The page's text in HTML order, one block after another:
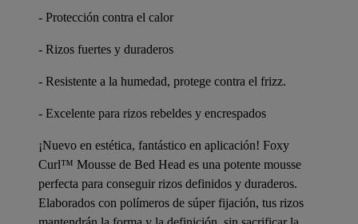
- Protección contra el calor
- Rizos fuertes y duraderos
- Resistente a la humedad, protege contra el frizz.
- Excelente para rizos rebeldes y encrespados
¡Nuevo en estética, fantástico en aplicación! Foxy
Curl™ Mousse de Bed Head es una potente mousse
perfecta para conseguir rizos definidos y duraderos.
Elaborados con polímeros de súper fijación, tus rizos